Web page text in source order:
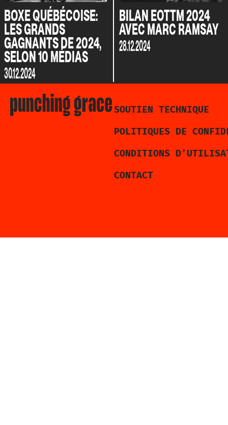
BOXE QUÉBÉCOISE:
LES GRANDS
GAGNANTS DE 2024,
SELON 10 MÉDIAS
30.12.2024
BILAN EOTTM 2024
AVEC MARC RAMSAY
28.12.2024
SOUTIEN TECHNIQUE
POLITIQUES DE
CONDITIONS
CONTACT